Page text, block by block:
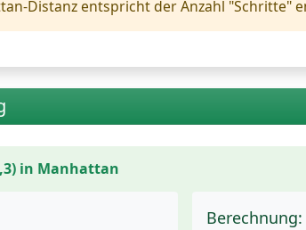
Distanz entspricht der Anzahl "Schritte"
in Manhattan
Berechnung: